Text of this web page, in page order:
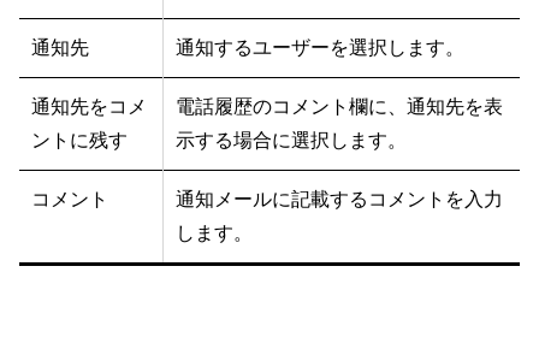
通知先 通知するユーザーを選択します。
通知先をコメ
ントに残す
電話履歴のコメント欄に、通知先を表
示する場合に選択します。
コメント
通知メールに記載するコメントを入力
します。